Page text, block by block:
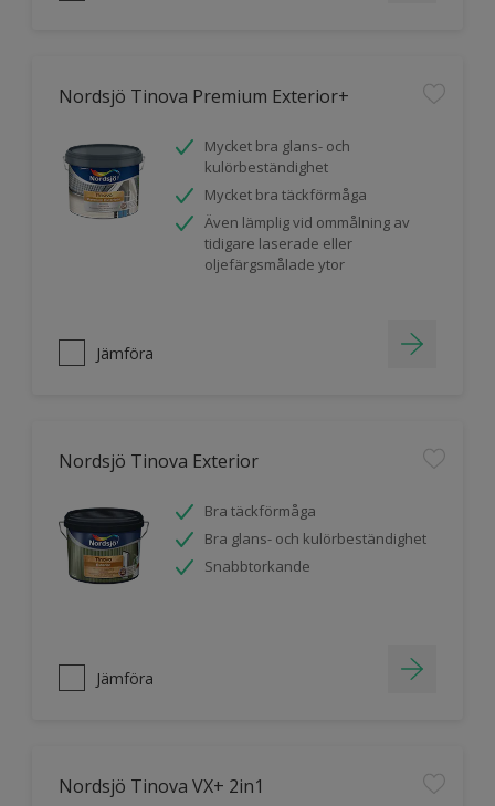
Nordsjö Tinova Premium Exterior+
Mycket bra glans- och
kulörbeständighet
Mycket bra täckförmåga
Även lämplig vid ommålning av
tidigare laserade eller
oljefärgsmålade ytor
Jämföra
Nordsjö Tinova Exterior
Bra täckförmåga
Bra glans- och kulörbeständighet
Snabbtorkande
Jämföra
Nordsjö Tinova VX+ 2in1